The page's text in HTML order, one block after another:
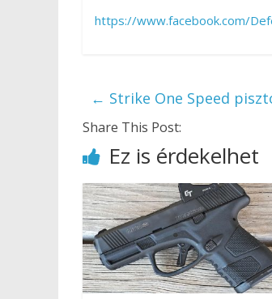
https://www.facebook.com/
← Strike One Speed
Share This Post:
Ez is érdekelhet